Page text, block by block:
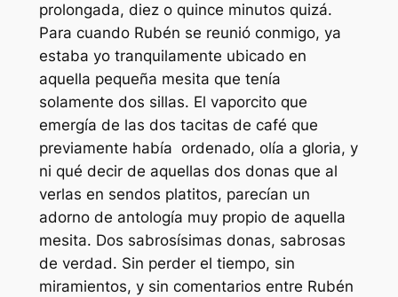
prolongada, diez o quince minutos quizá.
Para cuando Rubén se reunió conmigo, ya
estaba yo tranquilamente ubicado en
aquella pequeña mesita que tenía
solamente dos sillas. El vaporcito que
emergía de las dos tacitas de café que
previamente había ordenado, olía a gloria, y
ni qué decir de aquellas dos donas que al
verlas en sendos platitos, parecían un
adorno de antología muy propio de aquella
mesita. Dos sabrosísimas donas, sabrosas
de verdad. Sin perder el tiempo, sin
miramientos, y sin comentarios entre Rubén